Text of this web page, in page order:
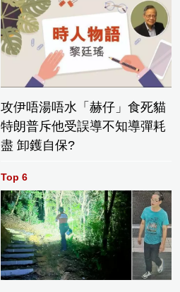
攻伊唔湯唔水「赫仔」食死貓
特朗普斥他受誤導不知導彈耗
盡 卸鑊自保?
Top 6